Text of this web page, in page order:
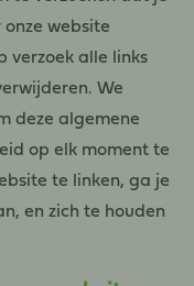
website
verzoek alle links
We
deze algemene
op elk moment te
te linken, ga je
en zich te houden